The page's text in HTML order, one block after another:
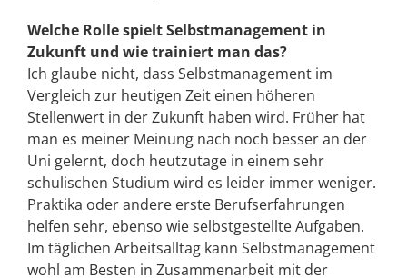
Welche Rolle spielt Selbstmanagement in
Zukunft und wie trainiert man das?
Ich glaube nicht, dass Selbstmanagement im
Vergleich zur heutigen Zeit einen höheren
Stellenwert in der Zukunft haben wird. Früher hat
man es meiner Meinung nach noch besser an der
Uni gelernt, doch heutzutage in einem sehr
schulischen Studium wird es leider immer weniger.
Praktika oder andere erste Berufserfahrungen
helfen sehr, ebenso wie selbstgestellte Aufgaben.
Im täglichen Arbeitsalltag kann Selbstmanagement
wohl am Besten in Zusammenarbeit mit der